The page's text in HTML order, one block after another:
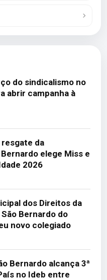
do sindicalismo no
abrir campanha à
da
elege Miss e
2026
dos Direitos da
Bernardo do
novo colegiado
Bernardo alcança 3ª
no Ideb entre